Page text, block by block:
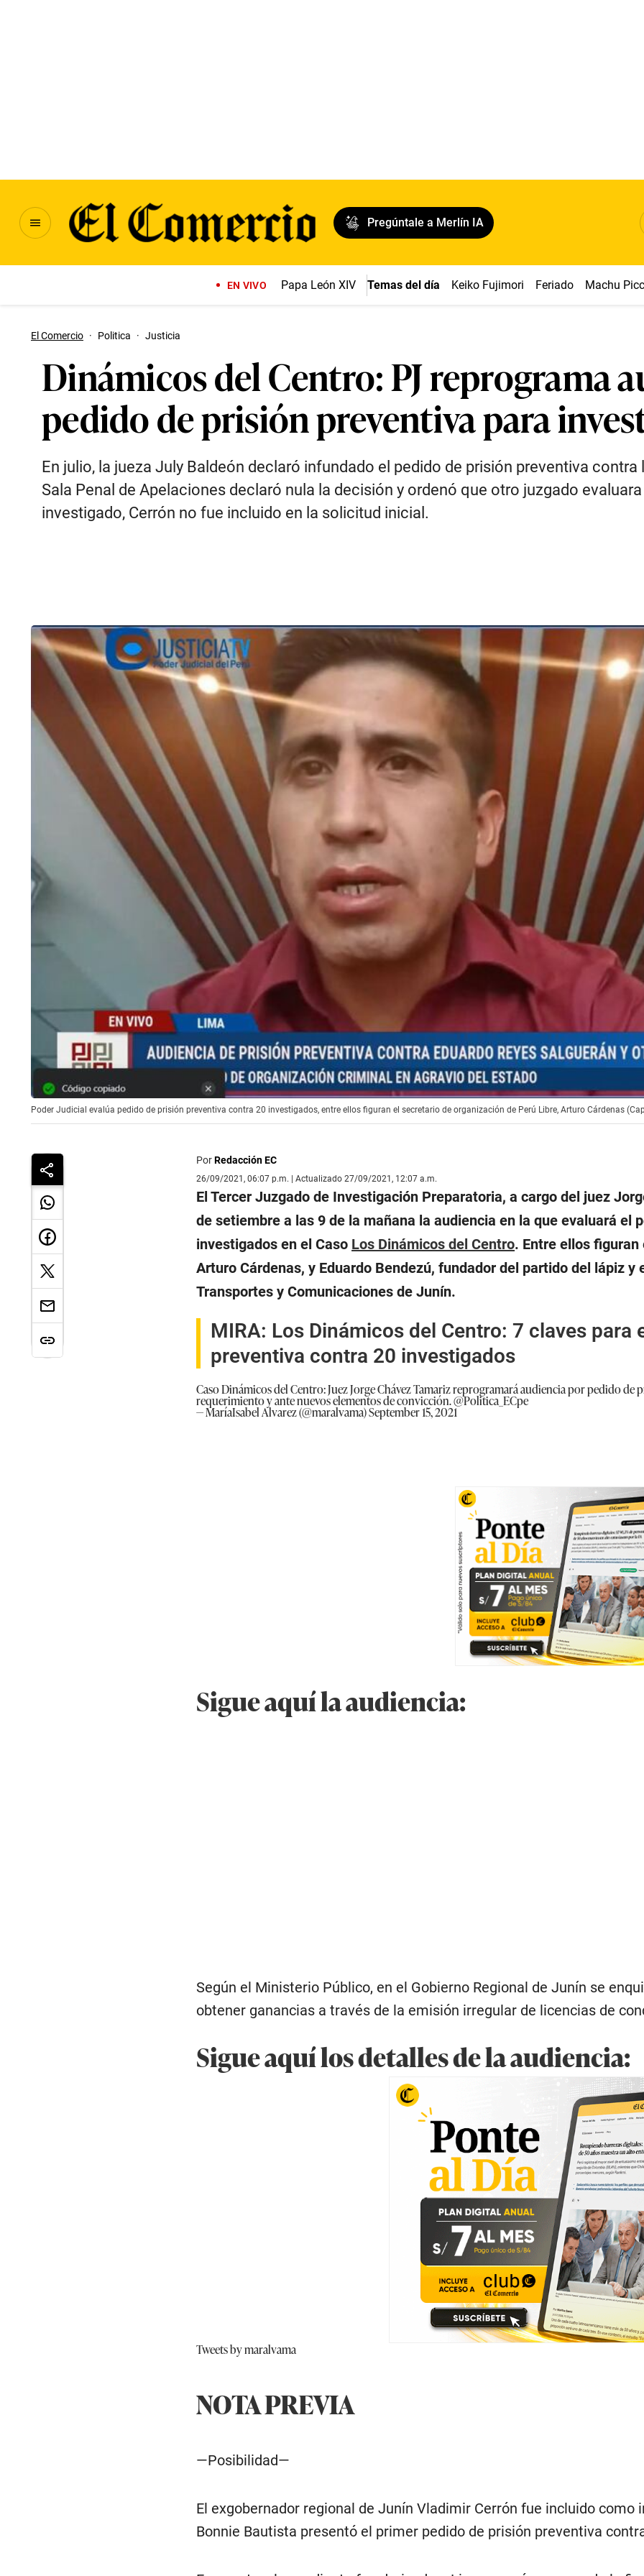
Pregúntale a Merlín IA
EN VIVO Papa León XIV Temas del día Keiko Fujimori Feriado Machu
El Comercio · Politica · Justicia
Dinámicos del Centro: PJ reprograma
pedido de prisión preventiva para
En julio, la jueza July Baldeón declaró infundado el pedido de prisión preventiva
Sala Penal de Apelaciones declaró nula la decisión y ordenó que otro juzgado
investigado, Cerrón no fue incluido en la solicitud inicial.
Poder Judicial evalúa pedido de prisión preventiva contra 20 investigados, entre ellos figuran el secretario de organización de Perú Libre, Arturo Cárdenas
PorRedacción EC
26/09/2021, 06:07 p.m. | Actualizado 27/09/2021, 12:07 a.m.
El Tercer Juzgado de Investigación Preparatoria, a cargo del juez
de setiembre a las 9 de la mañana la audiencia en la que evaluará el
investigados en el Caso Los Dinámicos del Centro. Entre ellos
Arturo Cárdenas, y Eduardo Bendezú, fundador del partido del lápiz
Transportes y Comunicaciones de Junín.
MIRA: Los Dinámicos del Centro: 7 claves para
preventiva contra 20 investigados
Caso Dinámicos del Centro: Juez Jorge Chávez Tamariz reprogramará audiencia por pedido de
requerimiento y ante nuevos elementos de convicción.@Politica_ECpe
— MaríaIsabel Alvarez (@maralvama)September 15, 2021
Sigue aquí la audiencia:
Según el Ministerio Público, en el Gobierno Regional de Junín se
obtener ganancias a través de la emisión irregular de licencias de
Sigue aquí los detalles de la audiencia:
Tweets by maralvama
NOTA PREVIA
—Posibilidad—
El exgobernador regional de Junín Vladimir Cerrón fue incluido como
Bonnie Bautista presentó el primer pedido de prisión preventiva